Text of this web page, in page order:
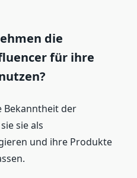
die
für ihre
Bekanntheit der
sie als
und ihre Produkte